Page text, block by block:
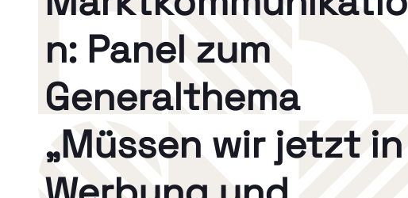
n: Panel zum
Generalthema
„Müssen wir jetzt in